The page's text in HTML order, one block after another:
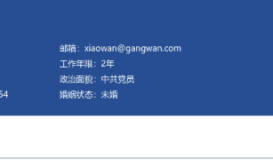
维工程师清爽简历模板文字版